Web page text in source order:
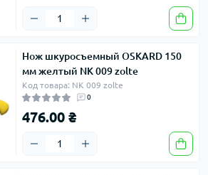
Нож шкуросъемный OSKARD 150
мм желтый NK 009 zolte
Код товара: NK 009 zolte
0
476.00 ₴